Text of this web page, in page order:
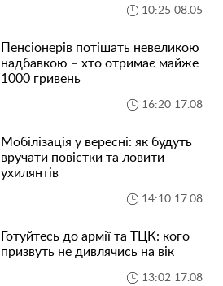
10:25 08.05
Пенсіонерів потішать невеликою
надбавкою – хто отримає майже
1000 гривень
16:20 17.08
Мобілізація у вересні: як будуть
вручати повістки та ловити
ухилянтів
14:10 17.08
Готуйтесь до армії та ТЦК: кого
призвуть не дивлячись на вік
13:02 17.08